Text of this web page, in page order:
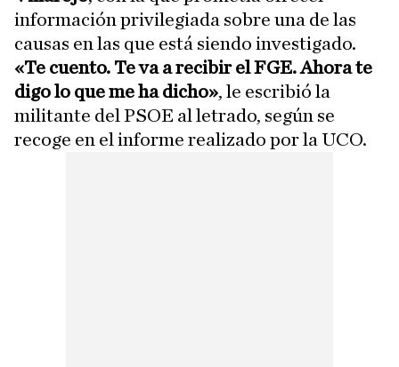
información privilegiada sobre una de las
causas en las que está siendo investigado.
«Te cuento. Te va a recibir el FGE. Ahora te
digo lo que me ha dicho», le escribió la
militante del PSOE al letrado, según se
recoge en el informe realizado por la UCO.